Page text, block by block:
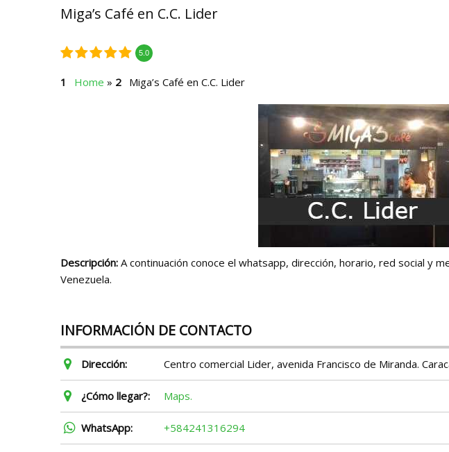
Miga’s Café en C.C. Lider
5.0
Home » Miga’s Café en C.C. Lider
Descripción: A continuación conoce el whatsapp, dirección, horario, red social y
Venezuela.
INFORMACIÓN DE CONTACTO
Dirección: Centro comercial Lider, avenida Francisco de Miranda.
¿Cómo llegar?: Maps.
WhatsApp: +584241316294